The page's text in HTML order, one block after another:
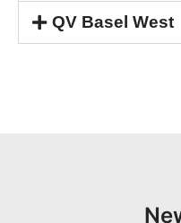
QV Basel West